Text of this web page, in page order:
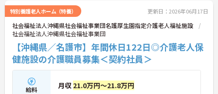
特別養護老人ホーム（特養） 更新日：2026年06月17日
社会福祉法人沖縄県社会福祉事業団名護厚生園指定介護老人福祉施設
社会福祉法人沖縄県社会福祉事業団
【沖縄県／名護市】年間休日122日◎介護老人保
健施設の介護職員募集＜契約社員＞
給料 月収 21.0万円～21.8万円